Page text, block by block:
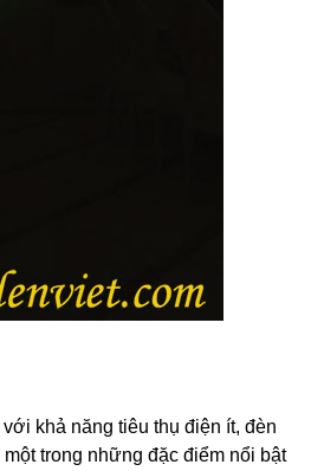
khả năng tiêu thụ điện ít, đèn
trong những đặc điểm nổi bật